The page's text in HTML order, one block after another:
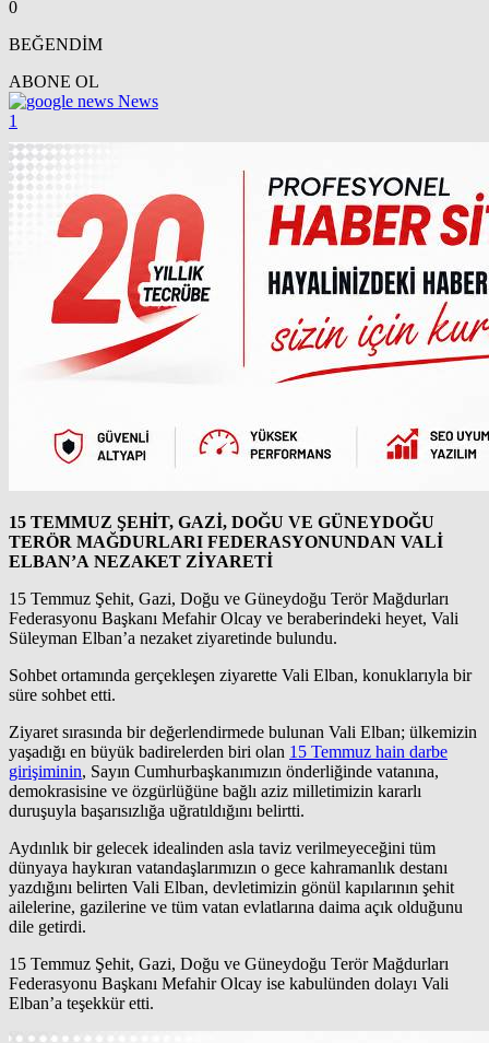
0
BEĞENDİM
ABONE OL
News
1
15 TEMMUZ ŞEHİT, GAZİ, DOĞU VE GÜNEYDOĞU
TERÖR MAĞDURLARI FEDERASYONUNDAN VALİ
ELBAN’A NEZAKET ZİYARETİ
15 Temmuz Şehit, Gazi, Doğu ve Güneydoğu Terör Mağdurları
Federasyonu Başkanı Mefahir Olcay ve beraberindeki heyet, Vali
Süleyman Elban’a nezaket ziyaretinde bulundu.
Sohbet ortamında gerçekleşen ziyarette Vali Elban, konuklarıyla bir
süre sohbet etti.
Ziyaret sırasında bir değerlendirmede bulunan Vali Elban; ülkemizin
yaşadığı en büyük badirelerden biri olan 15 Temmuz hain darbe
girişiminin, Sayın Cumhurbaşkanımızın önderliğinde vatanına,
demokrasisine ve özgürlüğüne bağlı aziz milletimizin kararlı
duruşuyla başarısızlığa uğratıldığını belirtti.
Aydınlık bir gelecek idealinden asla taviz verilmeyeceğini tüm
dünyaya haykıran vatandaşlarımızın o gece kahramanlık destanı
yazdığını belirten Vali Elban, devletimizin gönül kapılarının şehit
ailelerine, gazilerine ve tüm vatan evlatlarına daima açık olduğunu
dile getirdi.
15 Temmuz Şehit, Gazi, Doğu ve Güneydoğu Terör Mağdurları
Federasyonu Başkanı Mefahir Olcay ise kabulünden dolayı Vali
Elban’a teşekkür etti.